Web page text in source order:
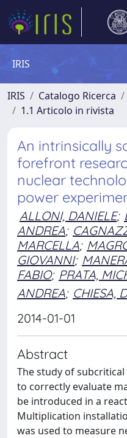
IRIS
IRIS Catalogo Ricerca
1.1 Articolo in rivista
An intrinsically
forefront
nuclear
power
ALLONI, DANIELE;
ANDREA;
MARCELLA;
GIOVANNI;
FABIO; PRATA,
ANDREA; CHIESA,
2014-01-01
Abstract
The study of
to correctly evaluate
be introduced in a
Multiplication
was used to measure